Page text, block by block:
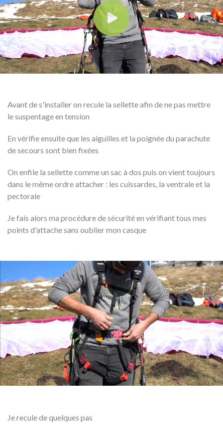
Avant de s'installer on recule la sellette afin de ne pas mettre
le suspentage en tension
En vérifie ensuite que les aiguilles et la poignée du parachute
de secours sont bien fixées
On enfile la sellette comme un sac à dos puis on vient toujours
dans le même ordre attacher : les cuissardes, la ventrale et la
pectorale
Je fais alors ma procédure de sécurité en vérifiant tous mes
points d'attache sans oublier mon casque
Je recule de quelques pas